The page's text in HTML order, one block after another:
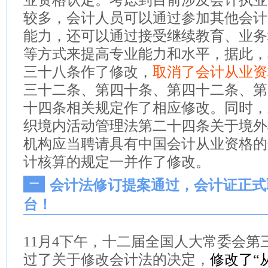
较多，会计人员可以通过参加其他会
能力，还可以通过接受继续教育、业
等方式来提高专业能力和水平，据此
三十八条作了修改， 取消了会计从业
三十二条、第四十条、第四十二条、
十四条相关规定作了相应修改。同时
织境内活动管理法第二十四条关于境
机构应当聘请具有中国会计从业资格
计核算的规定一并作了修改。
一
会计法修订提案通过，会计证正
台！
11月4下午，十二届全国人大常委会第
过了关于修改会计法的决定， 修改了“